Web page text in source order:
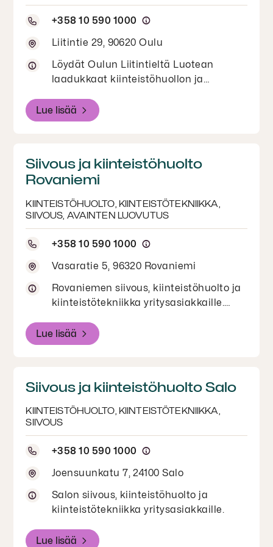
+358 10 590 1000
Liitintie 29, 90620 Oulu
Löydät Oulun Liitintieltä Luotean
laadukkaat kiinteistöhuollon ja
yritysasiakkaille.
Lue lisää
Siivous ja kiinteistöhuolto
Rovaniemi
KIINTEISTÖHUOLTO, KIINTEISTÖTEKNIIKKA,
SIIVOUS, AVAINTEN LUOVUTUS
+358 10 590 1000
Vasaratie 5, 96320 Rovaniemi
Rovaniemen siivous, kiinteistöhuolto ja
kiinteistötekniikka yritysasiakkaille.
ASO asuntojen avaimet voi noutaa ja
palauttaa sovitun ajankohdan
oikean palautus- ja noutoajan.
Lue lisää
Siivous ja kiinteistöhuolto Salo
KIINTEISTÖHUOLTO, KIINTEISTÖTEKNIIKKA,
SIIVOUS
+358 10 590 1000
Joensuunkatu 7, 24100 Salo
Salon siivous, kiinteistöhuolto ja
kiinteistötekniikka yritysasiakkaille.
Lue lisää